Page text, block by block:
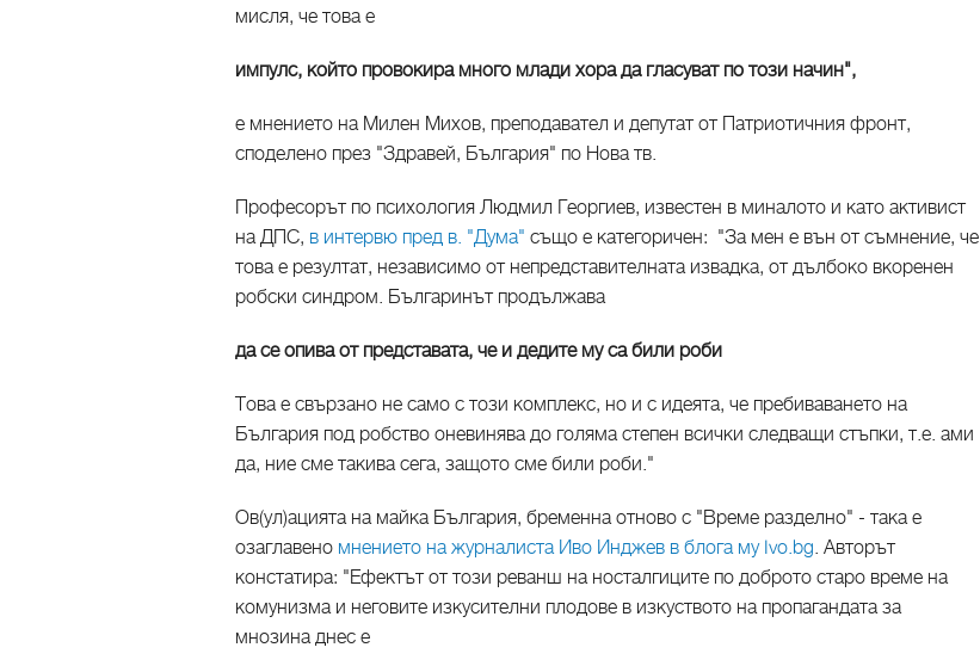
мисля, че това е
импулс, който провокира много млади хора да гласуват по този начин",
е мнението на Милен Михов, преподавател и депутат от Патриотичния фронт,
споделено през "Здравей, България" по Нова тв.
Професорът по психология Людмил Георгиев, известен в миналото и като активист
на ДПС, в интервю пред в. "Дума" също е категоричен: "За мен е вън от съмнение, че
това е резултат, независимо от непредставителната извадка, от дълбоко вкоренен
робски синдром. Българинът продължава
да се опива от представата, че и дедите му са били роби
Това е свързано не само с този комплекс, но и с идеята, че пребиваването на
България под робство оневинява до голяма степен всички следващи стъпки, т.е. ами
да, ние сме такива сега, защото сме били роби."
Ов(ул)ацията на майка България, бременна отново с "Време разделно" - така е
озаглавено мнението на журналиста Иво Инджев в блога му Ivo.bg. Авторът
констатира: "Ефектът от този реванш на носталгиците по доброто старо време на
комунизма и неговите изкусителни плодове в изкуството на пропагандата за
мнозина днес е